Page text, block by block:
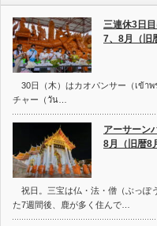
三連休3日
7、8月（旧
30日（木）はカオパンサー（เข้าพ
チャー（วัน…
アーサーン
8月（旧暦8
祝日。三宝は仏・法・僧（ぶっぽ
た7週間後、鹿が多く住んで…